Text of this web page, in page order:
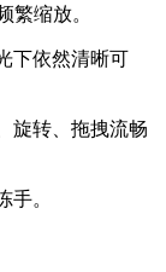
繁缩放。
下依然清晰可
旋转、拖拽流畅
手。